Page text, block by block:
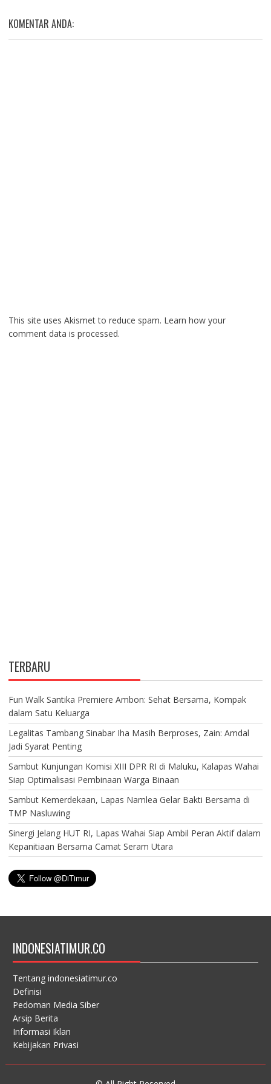
KOMENTAR ANDA:
This site uses Akismet to reduce spam. Learn how your
comment data is processed.
TERBARU
Fun Walk Santika Premiere Ambon: Sehat Bersama, Kompak
dalam Satu Keluarga
Legalitas Tambang Sinabar Iha Masih Berproses, Zain: Amdal
Jadi Syarat Penting
Sambut Kunjungan Komisi XIII DPR RI di Maluku, Kalapas Wahai
Siap Optimalisasi Pembinaan Warga Binaan
Sambut Kemerdekaan, Lapas Namlea Gelar Bakti Bersama di
TMP Nasluwing
Sinergi Jelang HUT RI, Lapas Wahai Siap Ambil Peran Aktif dalam
Kepanitiaan Bersama Camat Seram Utara
INDONESIATIMUR.CO
Tentang indonesiatimur.co
Definisi
Pedoman Media Siber
Arsip Berita
Informasi Iklan
Kebijakan Privasi